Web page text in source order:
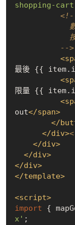
shopping-
          -->
<
最後 {{
<
限量 {{
<
out</span>
</
</div>
</div>
</div>
</div>
</template>
<script>
import {
x' ;